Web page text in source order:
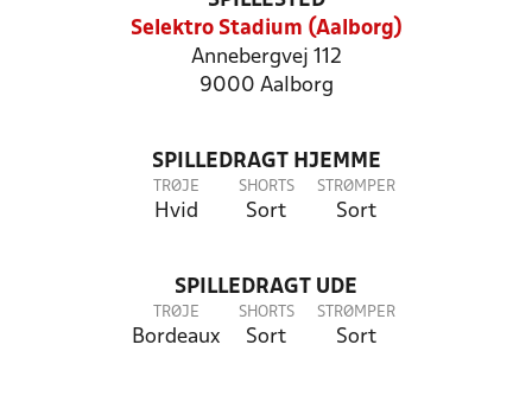
Selektro Stadium (Aalborg)
Annebergvej 112
9000 Aalborg
SPILLEDRAGT HJEMME
TRØJE
Hvid
SHORTS
Sort
STRØMPER
Sort
SPILLEDRAGT UDE
TRØJE
Bordeaux
SHORTS
Sort
STRØMPER
Sort